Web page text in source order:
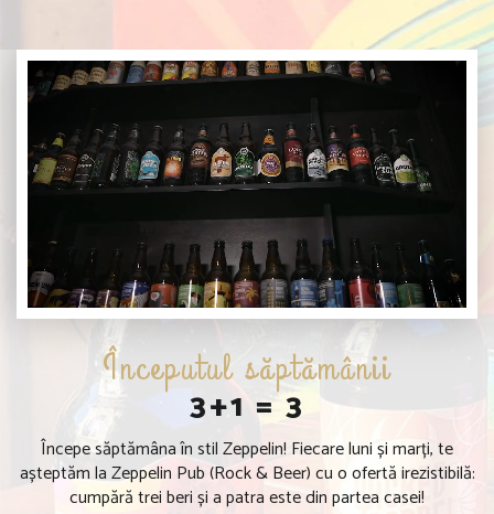
Începutul săptămânii
3+1 = 3
Începe săptămâna în stil Zeppelin! Fiecare luni și marți, te
așteptăm la Zeppelin Pub (Rock & Beer) cu o ofertă irezistibilă:
cumpără trei beri și a patra este din partea casei!